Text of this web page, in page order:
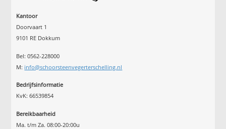
Kantoor
Doorvaart 1
9101 RE Dokkum
Bel: 0562-228000
M: info@schoorsteenvegerterschelling.nl
Bedrijfsinformatie
KvK: 66539854
Bereikbaarheid
Ma. t/m Za. 08:00-20:00u